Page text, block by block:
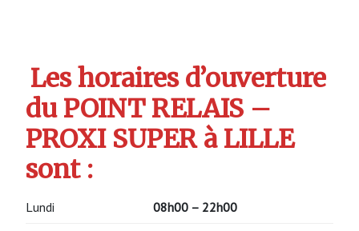
Les horaires d’ouverture
du POINT RELAIS –
PROXI SUPER à LILLE
sont :
Lundi 08h00 – 22h00